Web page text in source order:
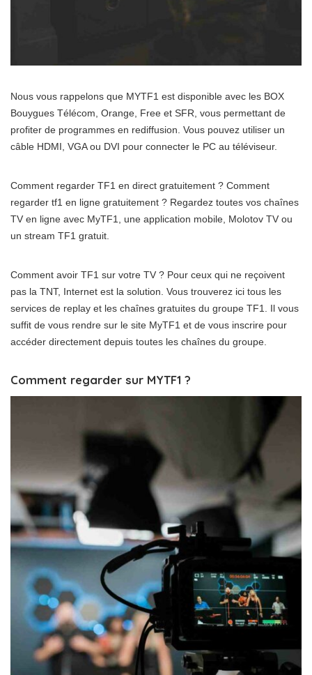
Nous vous rappelons que MYTF1 est disponible avec les BOX
Bouygues Télécom, Orange, Free et SFR, vous permettant de
profiter de programmes en rediffusion. Vous pouvez utiliser un
câble HDMI, VGA ou DVI pour connecter le PC au téléviseur.
Comment regarder TF1 en direct gratuitement ? Comment
regarder tf1 en ligne gratuitement ? Regardez toutes vos chaînes
TV en ligne avec MyTF1, une application mobile, Molotov TV ou
un stream TF1 gratuit.
Comment avoir TF1 sur votre TV ? Pour ceux qui ne reçoivent
pas la TNT, Internet est la solution. Vous trouverez ici tous les
services de replay et les chaînes gratuites du groupe TF1. Il vous
suffit de vous rendre sur le site MyTF1 et de vous inscrire pour
accéder directement depuis toutes les chaînes du groupe.
Comment regarder sur MYTF1 ?